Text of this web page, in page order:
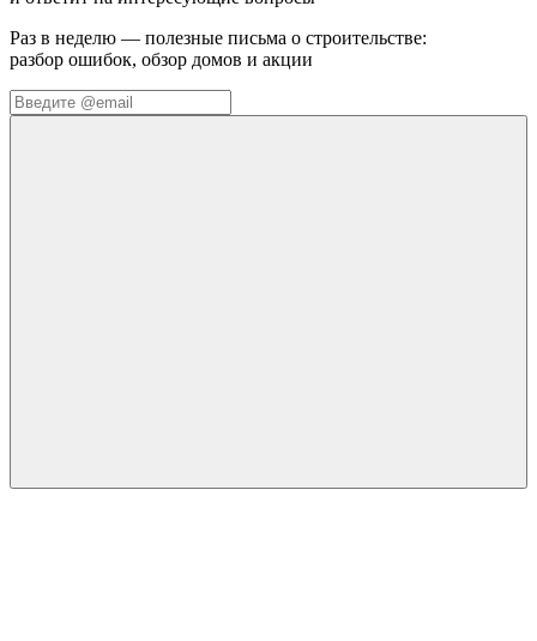
Раз в неделю — полезные письма о строительстве:
разбор ошибок, обзор домов и акции